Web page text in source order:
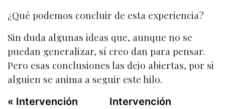
¿Qué podemos concluir de esta experiencia?
Sin duda algunas ideas que, aunque no se
puedan generalizar, sí creo dan para pensar.
Pero esas conclusiones las dejo abiertas, por si
alguien se anima a seguir este hilo.
« Intervención
Intervención